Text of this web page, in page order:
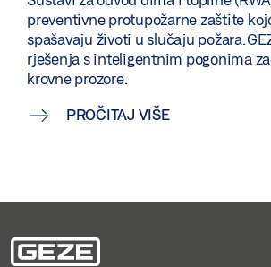
preventivne protupožarne zaštite
spašavaju životi u slučaju požara.
rješenja s inteligentnim pogonima
krovne prozore.
PROČITAJ VIŠE